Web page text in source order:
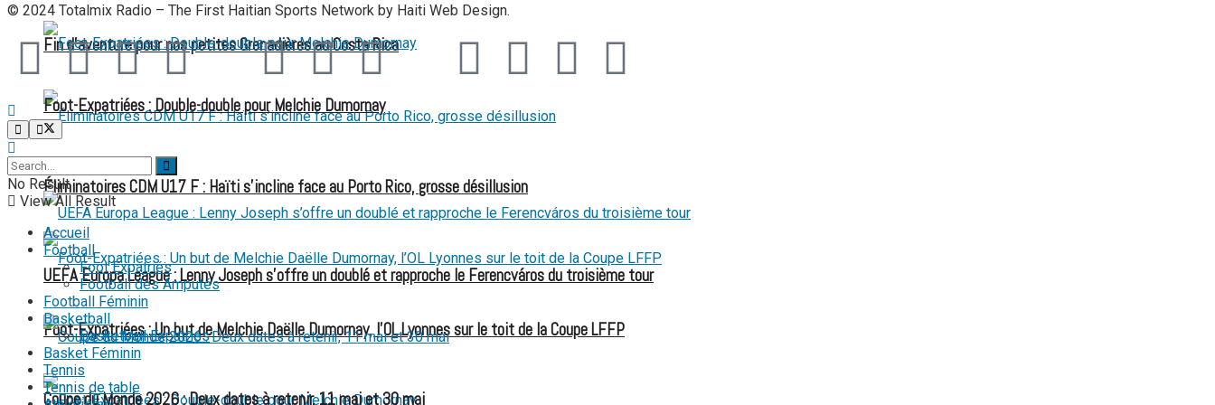
Fin d’aventure pour nos petites Grenadières au Costa Rica
Éliminatoires CDM U17 F : Haïti s’incline face au Porto Rico, grosse désillusion
Foot-Expatriées : Un but de Melchie Daëlle Dumornay, l’OL Lyonnes sur le toit de la Coupe LFFP
Foot-Expatriées : Double-double pour Melchie Dumornay
FOOT EXPATRIÉS
UEFA Europa League : Lenny Joseph s’offre un doublé et rapproche le Ferencváros du troisième tour
Coupe du Monde 2026 : Deux dates à retenir, 11 mai et 30 mai
© 2024 Totalmix Radio – The First Haitian Sports Network by Haiti Web Design.
No Result
View All Result
Accueil
Football
Foot Expatriés
Football des Amputés
Football Féminin
Basketball
Basketball Expatriés
Basket Féminin
Tennis
Tennis de table